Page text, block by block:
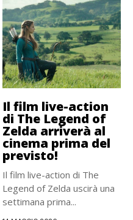
Il film live-action
di The Legend of
Zelda arriverà al
cinema prima del
previsto!
Il film live-action di The
Legend of Zelda uscirà una
settimana prima...